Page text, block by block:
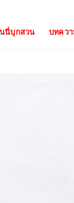
นี่บุกสวน บทคว